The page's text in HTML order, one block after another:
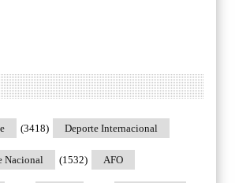
Deporte Internacional
(3418)
Nacional AFO
(1532)